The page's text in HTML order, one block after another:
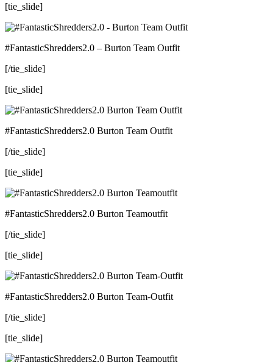
[tie_slide]
#FantasticShredders2.0 – Burton Team Outfit
[/tie_slide]
[tie_slide]
#FantasticShredders2.0 Burton Team Outfit
[/tie_slide]
[tie_slide]
#FantasticShredders2.0 Burton Teamoutfit
[/tie_slide]
[tie_slide]
#FantasticShredders2.0 Burton Team-Outfit
[/tie_slide]
[tie_slide]